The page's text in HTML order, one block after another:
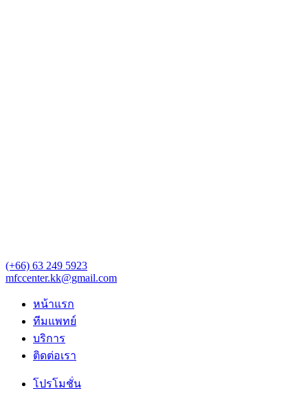
(+66) 63 249 5923‬‬
mfccenter.kk@gmail.com
หน้าแรก
ทีมแพทย์
บริการ
ติดต่อเรา
โปรโมชั่น